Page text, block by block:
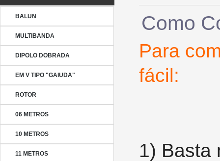
BALUN
MULTIBANDA
DIPOLO DOBRADA
EM V TIPO "GAIUDA"
ROTOR
06 METROS
10 METROS
11 METROS
Como
Para
fácil:
1) Basta